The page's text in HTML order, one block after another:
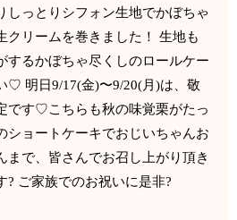
しっとりシフォン生地でかぼちゃ
クリームを巻きました！ 生地も
するかぼちゃ尽くしのロールケー
♡ 明日9/17(金)〜9/20(月)は、敬
です♡こちらも秋の味覚栗がたっ
ショートケーキでおじいちゃんお
まで、皆さんでお召し上がり頂き
? ご家族でのお祝いに是非?